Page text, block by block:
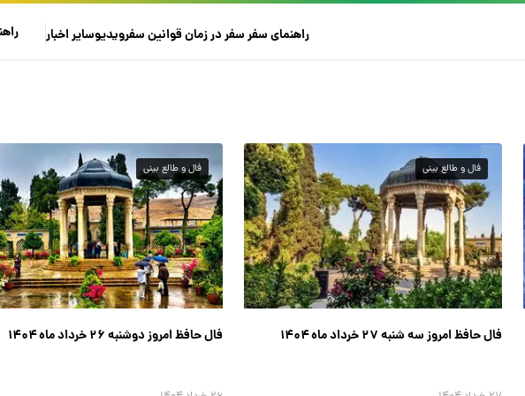
راهنمای سفرسفر در زمانقوانین سفرویدیوسایراخبار
فال و طالع بینی
فال حافظ امروز سه شنبه ۲۷ خرداد ماه ۱۴۰۴
فال و طالع بینی
فال حافظ امروز دوشنبه ۲۶ خرداد ماه ۱۴۰۴